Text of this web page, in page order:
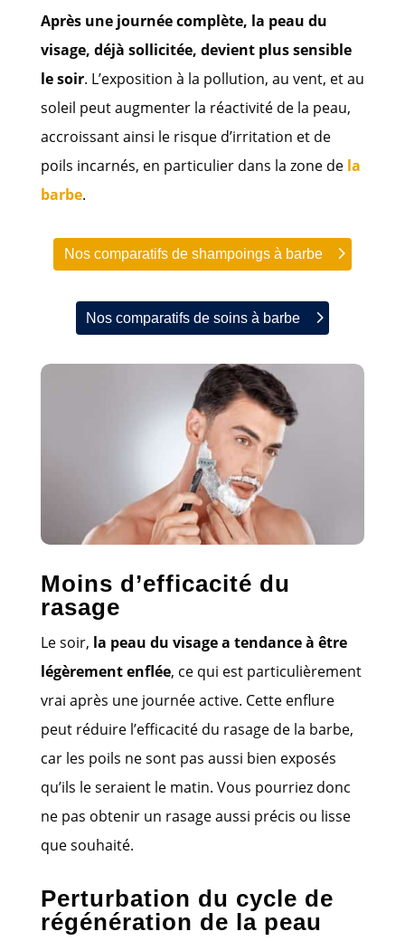
Après une journée complète, la peau du
visage, déjà sollicitée, devient plus sensible
le soir. L’exposition à la pollution, au vent, et au
soleil peut augmenter la réactivité de la peau,
accroissant ainsi le risque d’irritation et de
poils incarnés, en particulier dans la zone de la
barbe.
Nos comparatifs de shampoings à barbe
Nos comparatifs de soins à barbe
Moins d’efficacité du
rasage
Le soir, la peau du visage a tendance à être
légèrement enflée, ce qui est particulièrement
vrai après une journée active. Cette enflure
peut réduire l’efficacité du rasage de la barbe,
car les poils ne sont pas aussi bien exposés
qu’ils le seraient le matin. Vous pourriez donc
ne pas obtenir un rasage aussi précis ou lisse
que souhaité.
Perturbation du cycle de
régénération de la peau